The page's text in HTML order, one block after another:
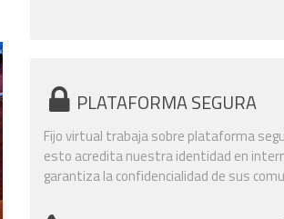
PLATAFORMA SEGURA
Fijo virtual trabaja sobre plataforma
esto acredita nuestra identidad en
garantiza la confidencialidad de sus